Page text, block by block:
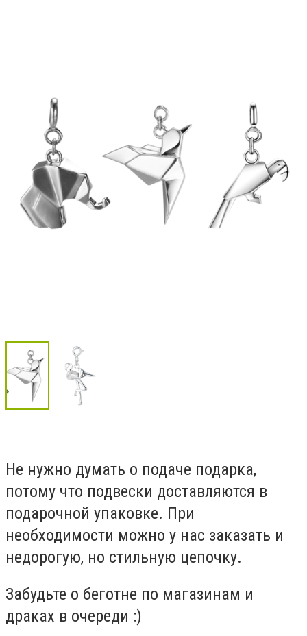
Не нужно думать о подаче подарка,
потому что подвески доставляются в
подарочной упаковке. При
необходимости можно у нас заказать и
недорогую, но стильную цепочку.
Забудьте о беготне по магазинам и
драках в очереди :)